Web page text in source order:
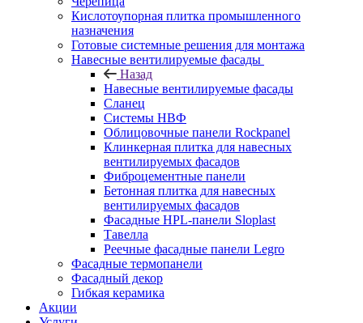
Кислотоупорная плитка промышленного
назначения
Готовые системные решения для монтажа
Навесные вентилируемые фасады
Назад
Навесные вентилируемые фасады
Сланец
Системы НВФ
Облицовочные панели Rockpanel
Клинкерная плитка для навесных
вентилируемых фасадов
Фиброцементные панели
Бетонная плитка для навесных
вентилируемых фасадов
Фасадные HPL-панели Sloplast
Тавелла
Реечные фасадные панели Legro
Фасадные термопанели
Фасадный декор
Гибкая керамика
Акции